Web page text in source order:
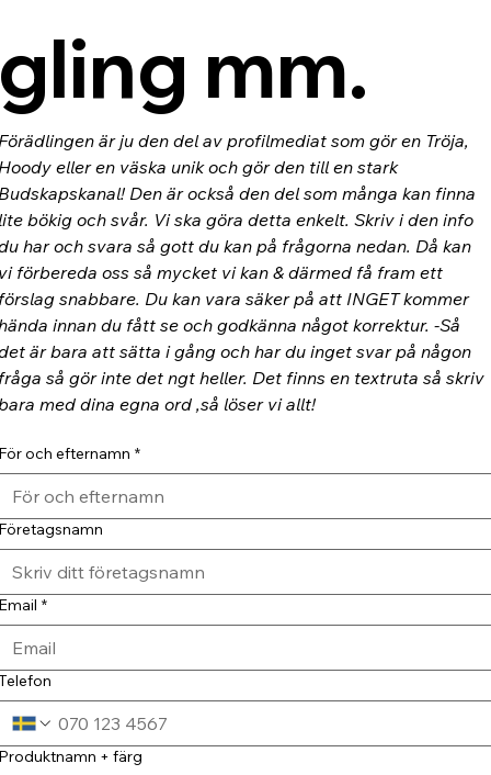
mm.
är ju den del av profilmediat som gör en Tröja,
eller en väska unik och gör den till en stark
Den är också den del som många kan finna
bökig och svår. Vi ska göra detta enkelt. Skriv i den info
har och svara så gott du kan på frågorna nedan. Då kan
förbereda oss så mycket vi kan & därmed få fram ett
snabbare. Du kan vara säker på att INGET kommer
innan du fått se och godkänna något korrektur. -Så
är bara att sätta i gång och har du inget svar på någon
så gör inte det ngt heller. Det finns en textruta så skriv
med dina egna ord ,så löser vi allt!
och efternamn *
*
+ färg